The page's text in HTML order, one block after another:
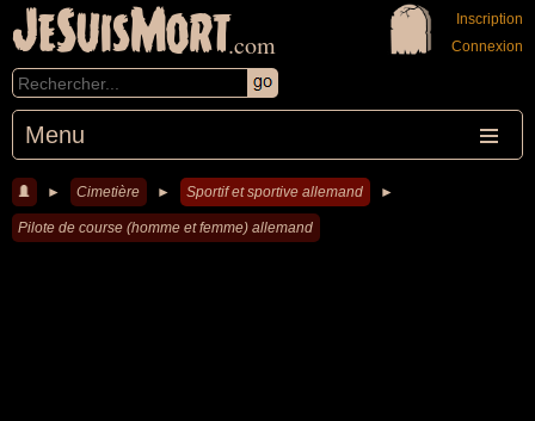
JeSuisMort.com
Menu
Inscription
Connexion
► Cimetière ► Sportif et sportive allemand ►
Pilote de course (homme et femme) allemand